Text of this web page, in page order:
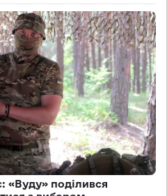
«Вуду» поділився